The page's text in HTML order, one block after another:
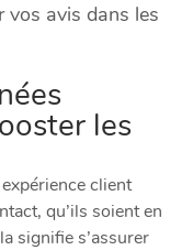
vos avis dans les
les
client
qu’ils soient en
signifie s’assurer